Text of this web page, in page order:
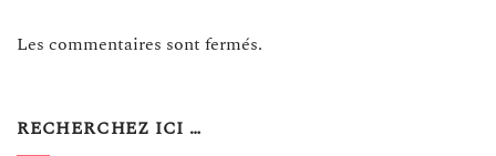
Les commentaires sont fermés.
RECHERCHEZ ICI …